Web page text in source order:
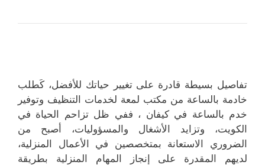
تفاصيل بسيطة قادرة على تغيير حياتك للأفضل، كَطلب
خادمة بالساعة من مكتب لمعة لخدمات التنظيف وتوفير
خدم بالساعة في كيفان ، ففي ظل تزاحم الحياة في
الكويت، وتزايد الأشغال والمسؤوليات، أصبح من
الضروري الاستعانة بمتخصصين في الأعمال المنزلية،
لديهم المقدرة على إنجاز المهام المنزلية بطريقة